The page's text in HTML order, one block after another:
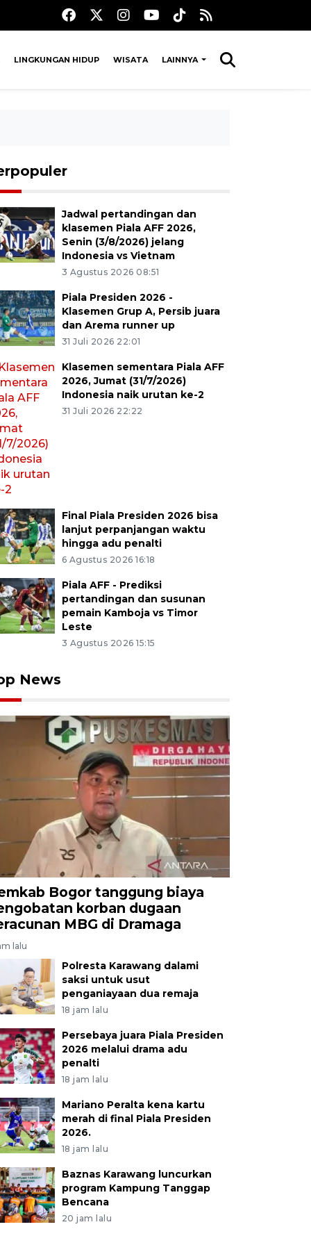
LINGKUNGAN HIDUP WISATA LAINNYA
Jadwal pertandingan dan
klasemen Piala AFF 2026,
Senin (3/8/2026) jelang
Indonesia vs Vietnam
3 Agustus 2026 08:51
Piala Presiden 2026 -
Klasemen Grup A, Persib juara
dan Arema runner up
31 Juli 2026 22:01
Klasemen sementara Piala AFF
2026, Jumat (31/7/2026)
Indonesia naik urutan ke-2
31 Juli 2026 22:22
Final Piala Presiden 2026 bisa
lanjut perpanjangan waktu
hingga adu penalti
6 Agustus 2026 16:18
Piala AFF - Prediksi
pertandingan dan susunan
pemain Kamboja vs Timor
Leste
3 Agustus 2026 15:15
News
Bogor tanggung biaya
korban dugaan
MBG di Dramaga
lalu
Polresta Karawang dalami
saksi untuk usut
penganiayaan dua remaja
18 jam lalu
Persebaya juara Piala Presiden
2026 melalui drama adu
penalti
18 jam lalu
Mariano Peralta kena kartu
merah di final Piala Presiden
2026.
18 jam lalu
Baznas Karawang luncurkan
program Kampung Tanggap
Bencana
20 jam lalu